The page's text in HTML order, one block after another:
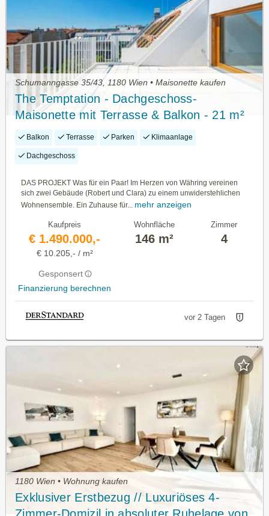
Schumanngasse 35/43, 1180 Wien • Maisonette kaufen
The Temptation - Dachgeschoss-
Maisonette mit Terrasse & Balkon - 21 m²
Freifläche | 4 Zimmer
Balkon Terrasse Parken Klimaanlage
Dachgeschoss
DAS PROJEKT Was für ein Paar! Im Herzen von Währing vereinen
sich zwei Gebäude (Robert und Clara) zu einem unwiderstehlichen
Wohnensemble. Ein Zuhause für... mehr anzeigen
Kaufpreis
€ 1.490.000,-
€ 10.205,- / m²
Gesponsert
Finanzierung berechnen
Wohnfläche
146 m²
Zimmer
4
vor 2 Tagen
1180 Wien • Wohnung kaufen
Exklusiver Erstbezug // Luxuriöses 4-